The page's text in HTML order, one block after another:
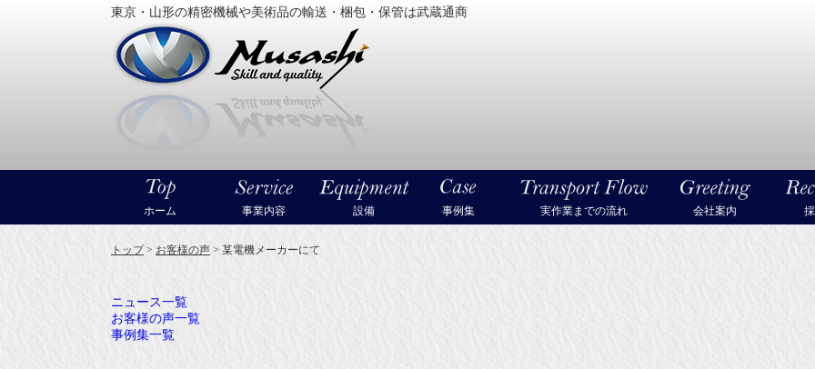
東京・山形の精密機械や美術品の輸送・梱包・保管は武蔵通商
ホーム 事業内容 設備 事例集 実作業までの流れ 会社案内
トップ> お客様の声 > 某電機メーカーにて
ニュース一覧
お客様の声一覧
事例集一覧